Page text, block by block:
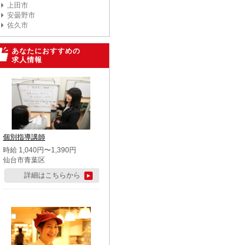
上田市
安曇野市
佐久市
あなたにおすすめの
求人情報
個別指導講師
時給 1,040円〜1,390円
仙台市青葉区
詳細はこちらから